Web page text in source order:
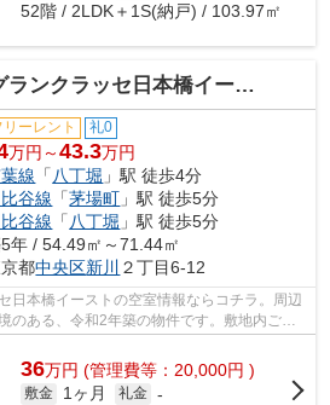
52階 / 2LDK＋1S(納戸) / 103.97㎡
ンクラッセ日本橋イースト
リーレント 礼0
万円～43.3万円
線 「 八丁堀 」駅 徒歩4分
谷線 「茅場町 」駅 徒歩5分
谷線 「 八丁堀 」駅 徒歩5分
年 / 54.49㎡～71.44㎡
都中央区新川 ２丁目6-12
日本橋イーストの空室情報ならコチラ。周辺
のある、令和2年築の物件です。敷地内ごみ
てマスト...
36万円 (管理費等：20,000円 )
敷金 1ヶ月 礼金 -